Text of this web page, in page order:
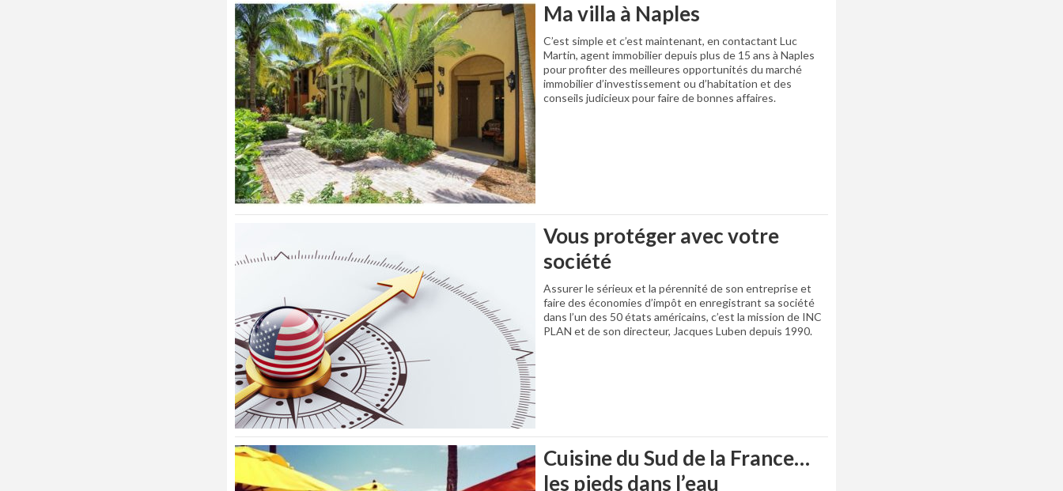
Ma villa à Naples
C’est simple et c’est maintenant, en contactant Luc
Martin, agent immobilier depuis plus de 15 ans à Naples
pour profiter des meilleures opportunités du marché
immobilier d’investissement ou d’habitation et des
conseils judicieux pour faire de bonnes affaires.
Vous protéger avec votre
société
Assurer le sérieux et la pérennité de son entreprise et
faire des économies d’impôt en enregistrant sa société
dans l’un des 50 états américains, c’est la mission de INC
PLAN et de son directeur, Jacques Luben depuis 1990.
Cuisine du Sud de la France…
les pieds dans l’eau